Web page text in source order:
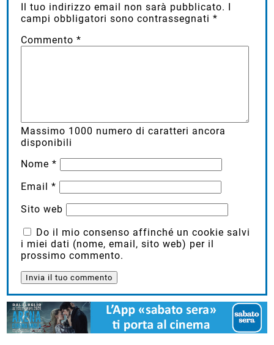
Il tuo indirizzo email non sarà pubblicato. I
campi obbligatori sono contrassegnati*
Commento*
Massimo 1000 numero di caratteri ancora
disponibili
Nome*
Email*
Sito web
Do il mio consenso affinché un cookie salvi
i miei dati (nome, email, sito web) per il
prossimo commento.